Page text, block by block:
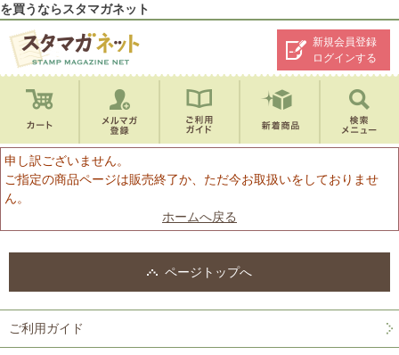
を買うならスタマガネット
新規会員登録
ログインする
申し訳ございません。
ご指定の商品ページは販売終了か、ただ今お取扱いをしておりませ
ん。
ホームへ戻る
ページトップへ
ご利用ガイド